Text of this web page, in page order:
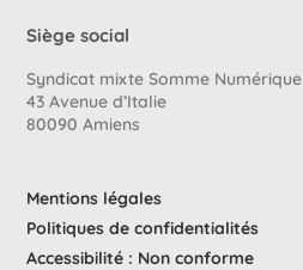
Siège social
Syndicat mixte Somme Numérique
43 Avenue d’Italie
80090 Amiens
Mentions légales
Politiques de confidentialités
Accessibilité : Non conforme